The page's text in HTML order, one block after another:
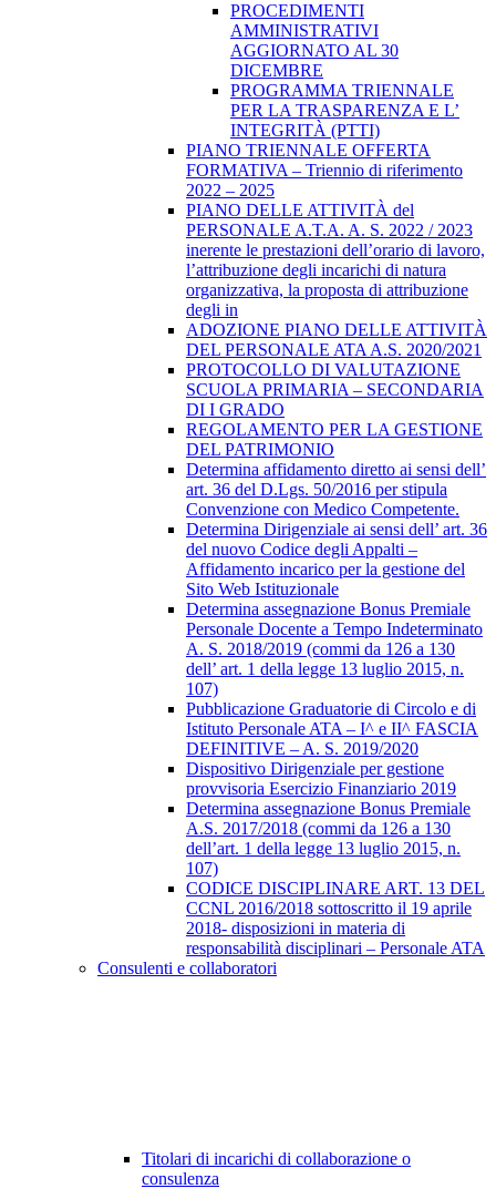
PROCEDIMENTI
AMMINISTRATIVI
AGGIORNATO AL 30
DICEMBRE
PROGRAMMA TRIENNALE
PER LA TRASPARENZA E L’
INTEGRITÀ (PTTI)
PIANO TRIENNALE OFFERTA
FORMATIVA – Triennio di riferimento
2022 – 2025
PIANO DELLE ATTIVITÀ del
PERSONALE A.T.A. A. S. 2022 / 2023
inerente le prestazioni dell’orario di lavoro,
l’attribuzione degli incarichi di natura
organizzativa, la proposta di attribuzione
degli in
ADOZIONE PIANO DELLE ATTIVITÀ
DEL PERSONALE ATA A.S. 2020/2021
PROTOCOLLO DI VALUTAZIONE
SCUOLA PRIMARIA – SECONDARIA
DI I GRADO
REGOLAMENTO PER LA GESTIONE
DEL PATRIMONIO
Determina affidamento diretto ai sensi dell’
art. 36 del D.Lgs. 50/2016 per stipula
Convenzione con Medico Competente.
Determina Dirigenziale ai sensi dell’ art. 36
del nuovo Codice degli Appalti –
Affidamento incarico per la gestione del
Sito Web Istituzionale
Determina assegnazione Bonus Premiale
Personale Docente a Tempo Indeterminato
A. S. 2018/2019 (commi da 126 a 130
dell’ art. 1 della legge 13 luglio 2015, n.
107)
Pubblicazione Graduatorie di Circolo e di
Istituto Personale ATA – I^ e II^ FASCIA
DEFINITIVE – A. S. 2019/2020
Dispositivo Dirigenziale per gestione
provvisoria Esercizio Finanziario 2019
Determina assegnazione Bonus Premiale
A.S. 2017/2018 (commi da 126 a 130
dell’art. 1 della legge 13 luglio 2015, n.
107)
CODICE DISCIPLINARE ART. 13 DEL
CCNL 2016/2018 sottoscritto il 19 aprile
2018- disposizioni in materia di
responsabilità disciplinari – Personale ATA
Consulenti e collaboratori
Titolari di incarichi di collaborazione o
consulenza